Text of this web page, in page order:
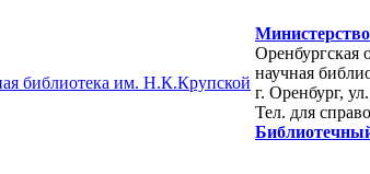
Оренбургская
научная
г. Оренбург,
Тел. для